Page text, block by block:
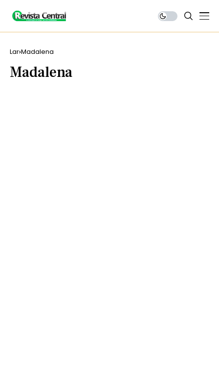
Lar Madalena
Madalena